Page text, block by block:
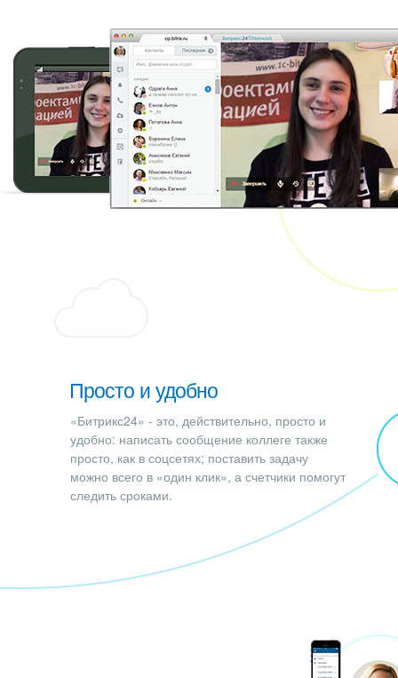
Просто и удобно
«Битрикс24» - это, действительно, просто и
удобно: написать сообщение коллеге также
просто, как в соцсетях; поставить задачу
можно всего в «один клик», а счетчики помогут
следить сроками.